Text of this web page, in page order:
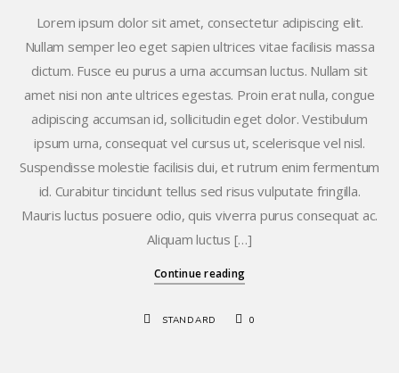
Lorem ipsum dolor sit amet, consectetur adipiscing elit.
Nullam semper leo eget sapien ultrices vitae facilisis massa
dictum. Fusce eu purus a urna accumsan luctus. Nullam sit
amet nisi non ante ultrices egestas. Proin erat nulla, congue
adipiscing accumsan id, sollicitudin eget dolor. Vestibulum
ipsum urna, consequat vel cursus ut, scelerisque vel nisl.
Suspendisse molestie facilisis dui, et rutrum enim fermentum
id. Curabitur tincidunt tellus sed risus vulputate fringilla.
Mauris luctus posuere odio, quis viverra purus consequat ac.
Aliquam luctus […]
Continue reading
STANDARD 0